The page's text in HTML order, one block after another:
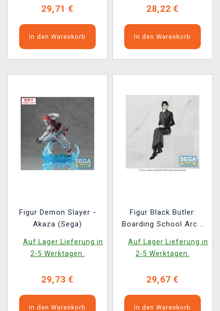
29,71 €
In den Warenkorb
28,22 €
In den Warenkorb
Figur Demon Slayer -
Akaza (Sega)
Auf Lager Lieferung in
2-5 Werktagen.
29,73 €
In den Warenkorb
Figur Black Butler:
Boarding School Arc -
cm (Sega)
Auf Lager Lieferung in
2-5 Werktagen.
29,67 €
In den Warenkorb